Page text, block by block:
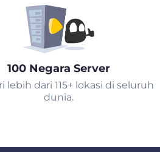
100 Negara Server
lebih dari 115+ lokasi di seluruh
dunia.